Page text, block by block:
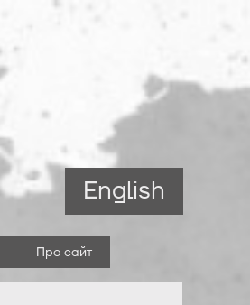
English
Про сайт